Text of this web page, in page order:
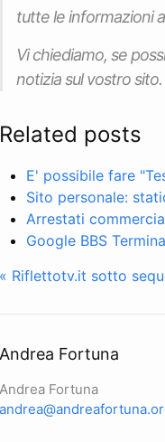
tutte le informazioni
Vi chiediamo, se
notizia sul vostro sito.
Related posts
E' possibile fare
Sito personale:
Arrestati
Google BBS
« Riflettotv.it sotto
Andrea Fortuna
Andrea Fortuna